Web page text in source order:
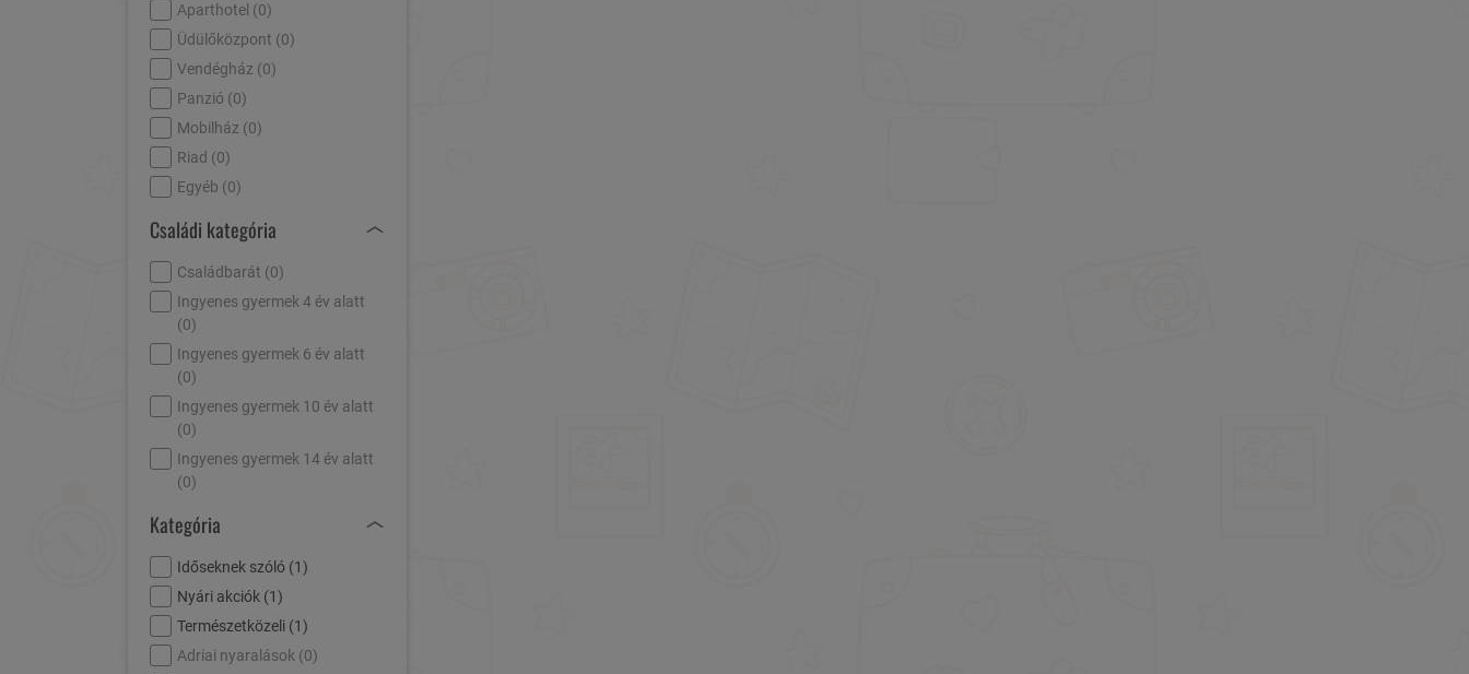
Aparthotel (0)
Üdülőközpont (0)
Vendégház (0)
Panzió (0)
Mobilház (0)
Riad (0)
Egyéb (0)
Családi kategória
Családbarát (0)
Ingyenes gyermek 4 év alatt
(0)
Ingyenes gyermek 6 év alatt
(0)
Ingyenes gyermek 10 év alatt
(0)
Ingyenes gyermek 14 év alatt
(0)
Kategória
Időseknek szóló (1)
Nyári akciók (1)
Természetközeli (1)
Adriai nyaralások (0)